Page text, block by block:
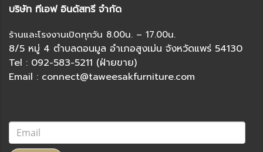
บริษัท ทีเอฟ อินดัสทรี จำกัด
ร้านและโรงงานเปิดทุกวัน 8.00น. – 17.00น.
8/5 หมู่ 4 ตำบลดอนมูล อำเภอสูงเม่น จังหวัดแพร่ 54130
Tel : 092-583-5211 (ฝ่ายขาย)
Email : connect@taweesakfurniture.com